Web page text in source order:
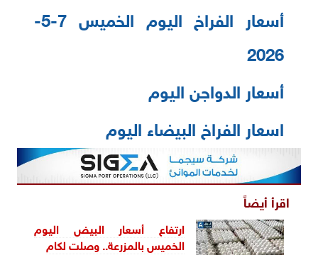
أسعار الفراخ اليوم الخميس 7-5-
2026
أسعار الدواجن اليوم
اسعار الفراخ البيضاء اليوم
اقرأ أيضاً
ارتفاع أسعار البيض اليوم
الخميس بالمزرعة.. وصلت لكام